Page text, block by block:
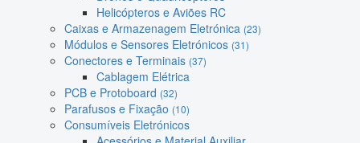
Helicópteros e Aviões RC
Caixas e Armazenagem Eletrónica (23)
Módulos e Sensores Eletrónicos (31)
Conectores e Terminais (37)
Cablagem Elétrica
PCB e Protoboard (32)
Parafusos e Fixação (10)
Consumíveis Eletrónicos